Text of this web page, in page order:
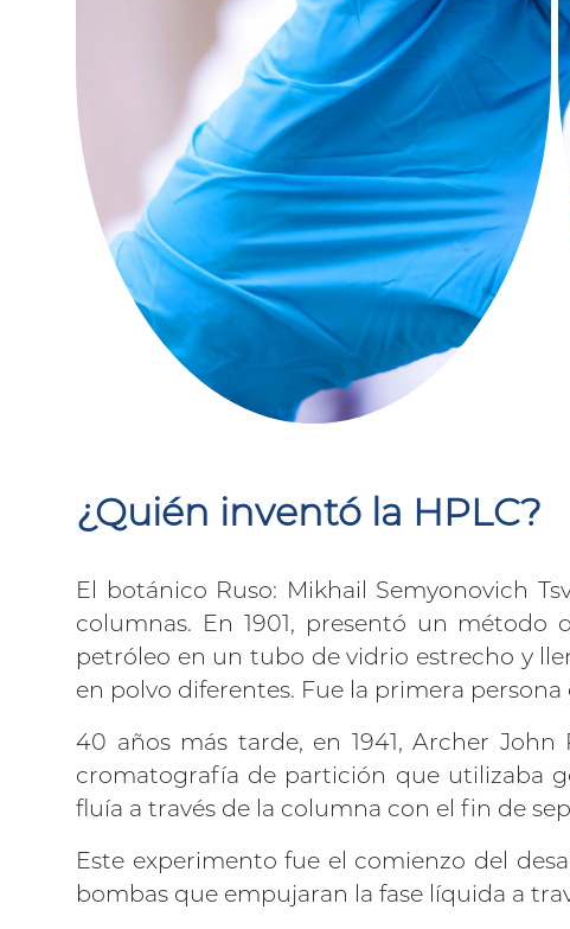
¿Quién inventó la HPLC?
El botánico Ruso: Mikhail Semyonovich
columnas. En 1901, presentó un
petróleo en un tubo de vidrio estrecho y
en polvo diferentes. Fue la primera
40 años más tarde, en 1941, Archer
cromatografía de partición que utilizaba
fluía a través de la columna con el fin de
Este experimento fue el comienzo del
bombas que empujaran la fase líquida a